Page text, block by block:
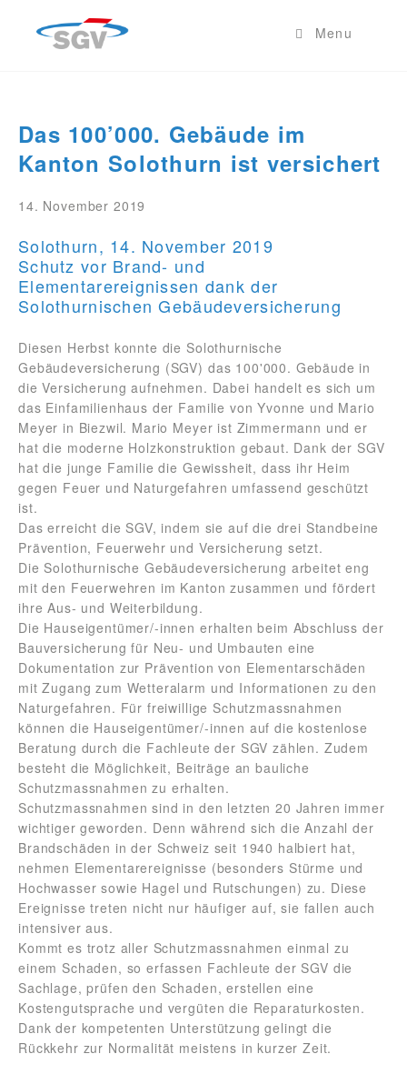
Menu
Das 100’000. Gebäude im
Kanton Solothurn ist versichert
14. November 2019
Solothurn, 14. November 2019
Schutz vor Brand- und
Elementarereignissen dank der
Solothurnischen Gebäudeversicherung
Diesen Herbst konnte die Solothurnische
Gebäudeversicherung (SGV) das 100'000. Gebäude in
die Versicherung aufnehmen. Dabei handelt es sich um
das Einfamilienhaus der Familie von Yvonne und Mario
Meyer in Biezwil. Mario Meyer ist Zimmermann und er
hat die moderne Holzkonstruktion gebaut. Dank der SGV
hat die junge Familie die Gewissheit, dass ihr Heim
gegen Feuer und Naturgefahren umfassend geschützt
ist.
Das erreicht die SGV, indem sie auf die drei Standbeine
Prävention, Feuerwehr und Versicherung setzt.
Die Solothurnische Gebäudeversicherung arbeitet eng
mit den Feuerwehren im Kanton zusammen und fördert
ihre Aus- und Weiterbildung.
Die Hauseigentümer/-innen erhalten beim Abschluss der
Bauversicherung für Neu- und Umbauten eine
Dokumentation zur Prävention von Elementarschäden
mit Zugang zum Wetteralarm und Informationen zu den
Naturgefahren. Für freiwillige Schutzmassnahmen
können die Hauseigentümer/-innen auf die kostenlose
Beratung durch die Fachleute der SGV zählen. Zudem
besteht die Möglichkeit, Beiträge an bauliche
Schutzmassnahmen zu erhalten.
Schutzmassnahmen sind in den letzten 20 Jahren immer
wichtiger geworden. Denn während sich die Anzahl der
Brandschäden in der Schweiz seit 1940 halbiert hat,
nehmen Elementarereignisse (besonders Stürme und
Hochwasser sowie Hagel und Rutschungen) zu. Diese
Ereignisse treten nicht nur häufiger auf, sie fallen auch
intensiver aus.
Kommt es trotz aller Schutzmassnahmen einmal zu
einem Schaden, so erfassen Fachleute der SGV die
Sachlage, prüfen den Schaden, erstellen eine
Kostengutsprache und vergüten die Reparaturkosten.
Dank der kompetenten Unterstützung gelingt die
Rückkehr zur Normalität meistens in kurzer Zeit.